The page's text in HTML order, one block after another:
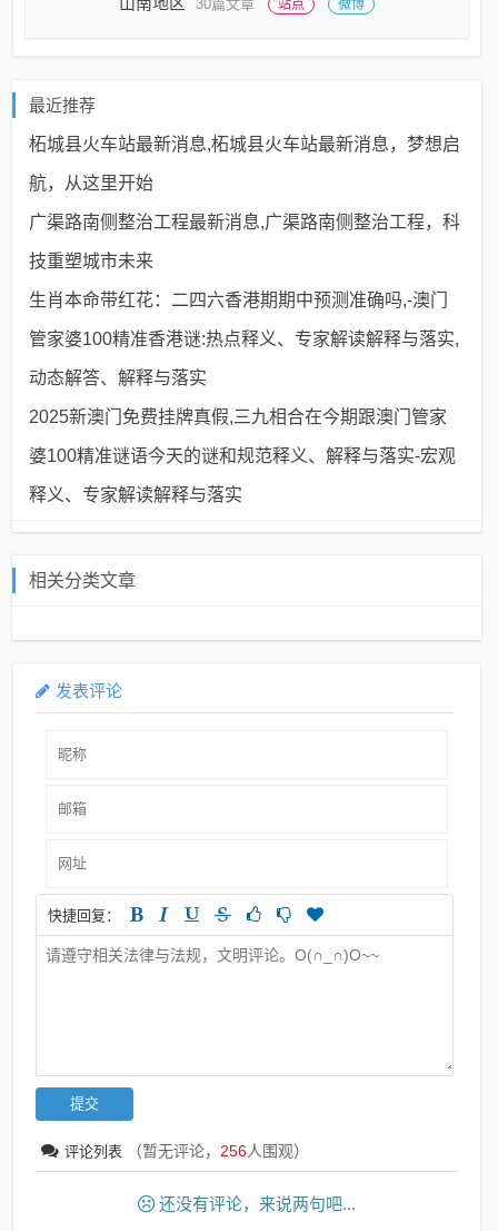
30篇文章 站点 微博
最近推荐
柘城县火车站最新消息,柘城县火车站最新消息，梦想启
航，从这里开始
广渠路南侧整治工程最新消息,广渠路南侧整治工程，科
技重塑城市未来
生肖本命带红花：二四六香港期期中预测准确吗,-澳门
管家婆100精准香港谜:热点释义、专家解读解释与落实​,
动态解答、解释与落实
2025新澳门免费挂牌真假,三九相合在今期跟澳门管家
婆100精准谜语今天的谜和规范释义、解释与落实​-宏观
释义、专家解读解释与落实​
相关分类文章
发表评论
快捷回复：
评论列表 （暂无评论， 256人围观）
还没有评论，来说两句吧...